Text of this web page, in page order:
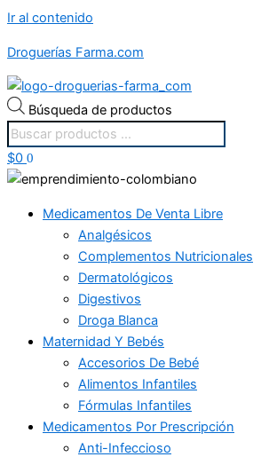
Ir al contenido
Droguerías Farma.com
Búsqueda de productos
$0 0
Medicamentos De Venta Libre
Analgésicos
Complementos Nutricionales
Dermatológicos
Digestivos
Droga Blanca
Maternidad Y Bebés
Accesorios De Bebé
Alimentos Infantiles
Fórmulas Infantiles
Medicamentos Por Prescripción
Anti-Infeccioso